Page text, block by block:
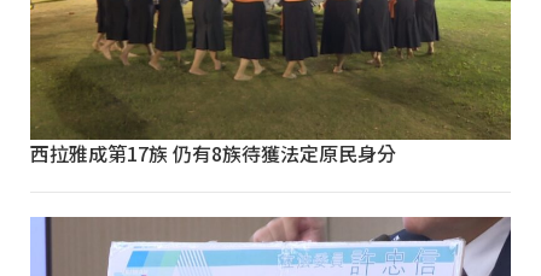
西拉雅成第17族 仍有8族待獲法定原民身分